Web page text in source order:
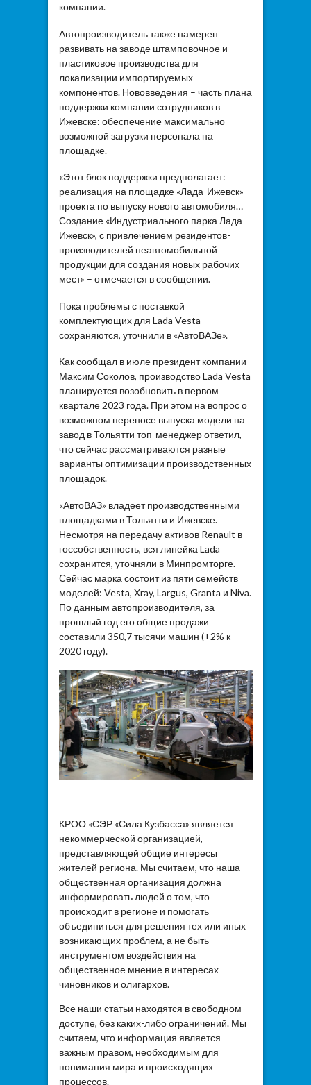
компании.
Автопроизводитель также намерен
развивать на заводе штамповочное и
пластиковое производства для
локализации импортируемых
компонентов. Нововведения – часть плана
поддержки компании сотрудников в
Ижевске: обеспечение максимально
возможной загрузки персонала на
площадке.
«Этот блок поддержки предполагает:
реализация на площадке «Лада-Ижевск»
проекта по выпуску нового автомобиля…
Создание «Индустриального парка Лада-
Ижевск», с привлечением резидентов-
производителей неавтомобильной
продукции для создания новых рабочих
мест» – отмечается в сообщении.
Пока проблемы с поставкой
комплектующих для Lada Vesta
сохраняются, уточнили в «АвтоВАЗе».
Как сообщал в июле президент компании
Максим Соколов, производство Lada Vesta
планируется возобновить в первом
квартале 2023 года. При этом на вопрос о
возможном переносе выпуска модели на
завод в Тольятти топ-менеджер ответил,
что сейчас рассматриваются разные
варианты оптимизации производственных
площадок.
«АвтоВАЗ» владеет производственными
площадками в Тольятти и Ижевске.
Несмотря на передачу активов Renault в
госсобственность, вся линейка Lada
сохранится, уточняли в Минпромторге.
Сейчас марка состоит из пяти семейств
моделей: Vesta, Xray, Largus, Granta и Niva.
По данным автопроизводителя, за
прошлый год его общие продажи
составили 350,7 тысячи машин (+2% к
2020 году).
КРОО «СЭР «Сила Кузбасса» является
некоммерческой организацией,
представляющей общие интересы
жителей региона. Мы считаем, что наша
общественная организация должна
информировать людей о том, что
происходит в регионе и помогать
объединиться для решения тех или иных
возникающих проблем, а не быть
инструментом воздействия на
общественное мнение в интересах
чиновников и олигархов.
Все наши статьи находятся в свободном
доступе, без каких-либо ограничений. Мы
считаем, что информация является
важным правом, необходимым для
понимания мира и происходящих
процессов.